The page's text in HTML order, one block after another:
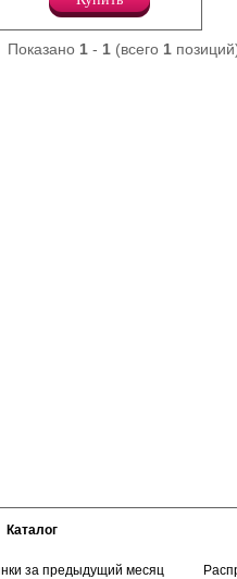
Показано 1- 1(всего 1
Каталог
за предыдущий месяц